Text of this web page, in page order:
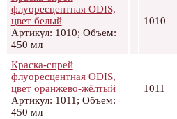
флуоресцентная ODIS,
цвет белый
Артикул: 1010; Объем:
450 мл
1010
Краска-спрей
флуоресцентная ODIS,
цвет оранжево-жёлтый
Артикул: 1011; Объем:
450 мл
1011